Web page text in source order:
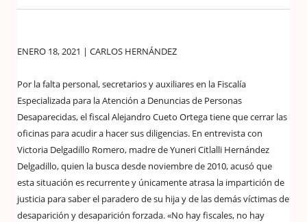
ENERO 18, 2021 | CARLOS HERNÁNDEZ
Por la falta personal, secretarios y auxiliares en la Fiscalía
Especializada para la Atención a Denuncias de Personas
Desaparecidas, el fiscal Alejandro Cueto Ortega tiene que cerrar las
oficinas para acudir a hacer sus diligencias. En entrevista con
Victoria Delgadillo Romero, madre de Yuneri Citlalli Hernández
Delgadillo, quien la busca desde noviembre de 2010, acusó que
esta situación es recurrente y únicamente atrasa la impartición de
justicia para saber el paradero de su hija y de las demás víctimas de
desaparición y desaparición forzada. «No hay fiscales, no hay